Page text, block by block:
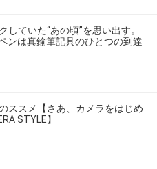
していた“あの頃”を思い出す。
ンは真鍮筆記具のひとつの到達
ススメ【さあ、カメラをはじめ
STYLE】